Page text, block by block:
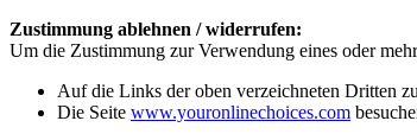
Zustimmung ablehnen / widerrufen:
Um die Zustimmung zur Verwendung eines oder
Auf die Links der oben verzeichneten Dritten
Die Seite www.youronlinechoices.com